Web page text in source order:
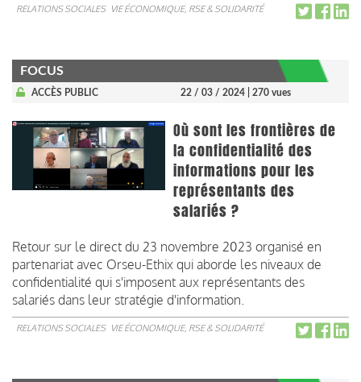
RELATIONS SOCIALES VIE ÉCONOMIQUE, RSE & SOLIDARITÉ
FOCUS
ACCÈS PUBLIC 22 / 03 / 2024 | 270 vues
Où sont les frontières de
la confidentialité des
informations pour les
représentants des
salariés ?
Retour sur le direct du 23 novembre 2023 organisé en
partenariat avec Orseu-Ethix qui aborde les niveaux de
confidentialité qui s'imposent aux représentants des
salariés dans leur stratégie d'information.
RELATIONS SOCIALES VIE ÉCONOMIQUE, RSE & SOLIDARITÉ